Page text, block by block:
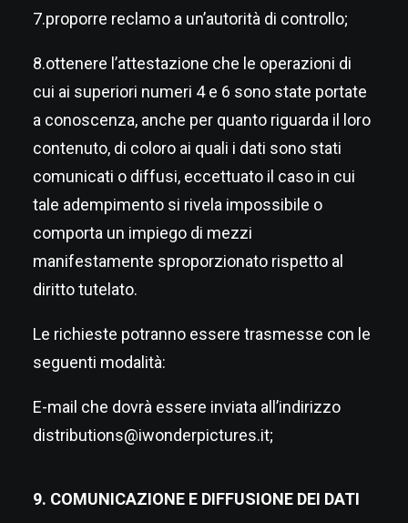
7.proporre reclamo a un’autorità di controllo;
8.ottenere l’attestazione che le operazioni di
cui ai superiori numeri 4 e 6 sono state portate
a conoscenza, anche per quanto riguarda il loro
contenuto, di coloro ai quali i dati sono stati
comunicati o diffusi, eccettuato il caso in cui
tale adempimento si rivela impossibile o
comporta un impiego di mezzi
manifestamente sproporzionato rispetto al
diritto tutelato.
Le richieste potranno essere trasmesse con le
seguenti modalità:
E-mail che dovrà essere inviata all’indirizzo
distributions@iwonderpictures.it;
9. COMUNICAZIONE E DIFFUSIONE DEI DATI